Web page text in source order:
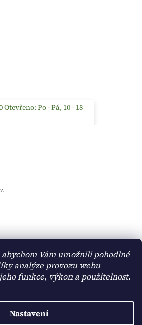
Vám umožnili pohodlné
analýze provozu webu
funkce, výkon a použitelnost.
Nastavení
Po - Pá, 10 - 18
Vytvořil Shoptet